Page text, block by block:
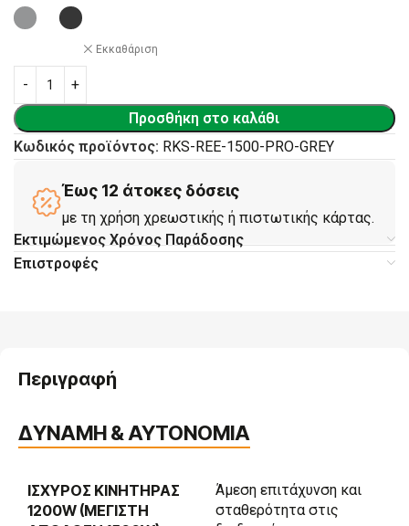
Εκκαθάριση
Προσθήκη στο καλάθι
Κωδικός προϊόντος: RKS-REE-1500-PRO-GREY
Έως 12 άτοκες δόσεις
με τη χρήση χρεωστικής ή πιστωτικής κάρτας.
Εκτιμώμενος Χρόνος Παράδοσης
Επιστροφές
Περιγραφή
ΔΥΝΑΜΗ & ΑΥΤΟΝΟΜΙΑ
ΙΣΧΥΡΌΣ ΚΙΝΗΤΉΡΑΣ
1200W (ΜΈΓΙΣΤΗ
Άμεση επιτάχυνση και
σταθερότητα στις